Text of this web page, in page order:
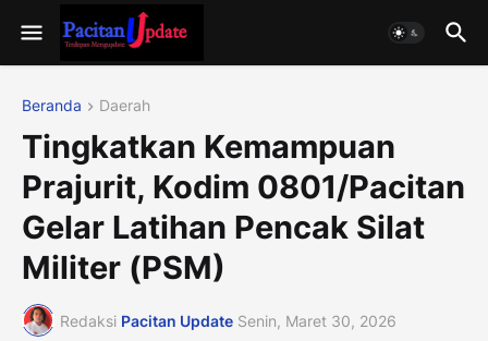
Beranda Daerah
Tingkatkan Kemampuan
Prajurit, Kodim 0801/Pacitan
Gelar Latihan Pencak Silat
Militer (PSM)
Redaksi Pacitan Update Senin, Maret 30, 2026